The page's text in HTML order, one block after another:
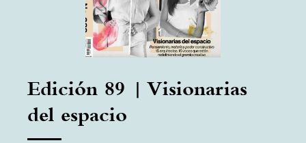
Edición 89 | Visionarias
del espacio